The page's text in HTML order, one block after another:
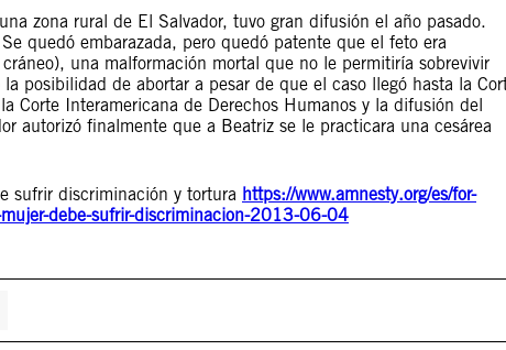
zona rural de El Salvador, tuvo gran difusión el año pasado.
quedó embarazada, pero quedó patente que el feto era
una malformación mortal que no le permitiría sobrevivir
posibilidad de abortar a pesar de que el caso llegó hasta la
Interamericana de Derechos Humanos y la difusión del
autorizó finalmente que a Beatriz se le practicara una cesárea
sufrir discriminación y tortura https://www.amnesty.org/es/for-
mujer-debe-sufrir-discriminacion-2013-06-04